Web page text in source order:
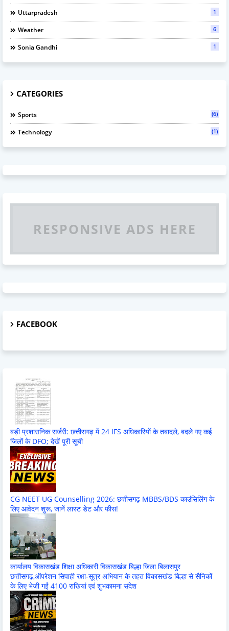
Uttarpradesh 1
Weather 6
Sonia Gandhi 1
CATEGORIES
Sports (6)
Technology (1)
RESPONSIVE ADS HERE
FACEBOOK
बड़ी प्रशासनिक सर्जरी: छत्तीसगढ़ में 24 IFS अधिकारियों के तबादले, बदले गए कई
जिलों के DFO; देखें पूरी सूची
CG NEET UG Counselling 2026: छत्तीसगढ़ MBBS/BDS काउंसिलिंग के
लिए आवेदन शुरू, जानें लास्ट डेट और फीस!
कार्यालय विकासखंड शिक्षा अधिकारी विकासखंड बिल्हा जिला बिलासपुर
छत्तीसगढ़,ऑपरेशन सिपाही रक्षा-सूत्र अभियान के तहत विकासखंड बिल्हा से सैनिकों
के लिए भेजी गईं 4100 राखियां एवं शुभकामना संदेश